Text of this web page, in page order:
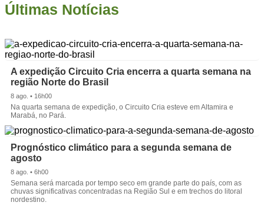
Últimas Notícias
A expedição Circuito Cria encerra a quarta semana na
região Norte do Brasil
8 ago. • 16h00
Na quarta semana de expedição, o Circuito Cria esteve em Altamira e
Marabá, no Pará.
Prognóstico climático para a segunda semana de
agosto
8 ago. • 6h00
Semana será marcada por tempo seco em grande parte do país, com as
chuvas significativas concentradas na Região Sul e em trechos do litoral
nordestino.